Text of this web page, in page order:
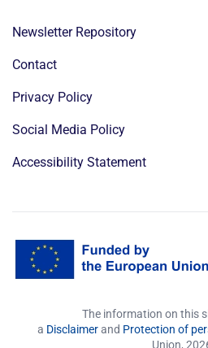
Newsletter Repository
Contact
Privacy Policy
Social Media Policy
Accessibility Statement
The information on this
a Disclaimerand Protection of
Union,